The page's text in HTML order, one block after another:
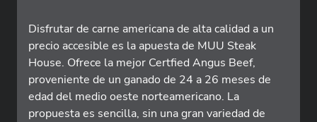
Disfrutar de carne americana de alta calidad a un
precio accesible es la apuesta de MUU Steak
House. Ofrece la mejor Certfied Angus Beef,
proveniente de un ganado de 24 a 26 meses de
edad del medio oeste norteamericano. La
propuesta es sencilla, sin una gran variedad de